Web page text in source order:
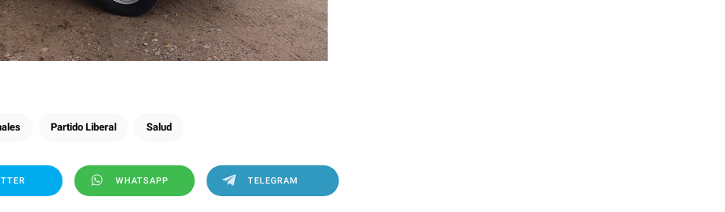
Partido Liberal Salud
WHATSAPP TELEGRAM